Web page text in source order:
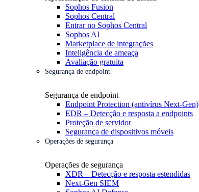
Sophos Fusion
Sophos Central
Entrar no Sophos Central
Sophos AI
Marketplace de integrações
Inteligência de ameaça
Avaliação gratuita
Segurança de endpoint
Segurança de endpoint
Endpoint Protection (antivírus Next-Gen)
EDR – Detecção e resposta a endpoints
Proteção de servidor
Segurança de dispositivos móveis
Operações de segurança
Operações de segurança
XDR – Detecção e resposta estendidas
Next-Gen SIEM